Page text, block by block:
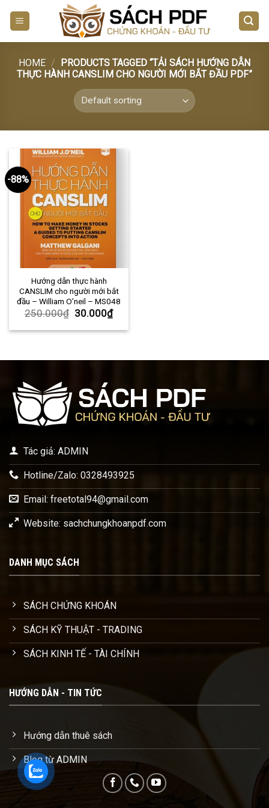
HOME /
PRODUCTS TAGGED “TẢI SÁCH HƯỚNG DẪN
THỰC HÀNH CANSLIM CHO NGƯỜI MỚI BẮT ĐẦU PDF”
-88%
Hướng dẫn thực hành
CANSLIM cho người mới bắt
đầu – William O’neil – MS048
250.000₫ 30.000₫
Tác giả: ADMIN
Hotline/Zalo: 0328493925
Email: freetotal94@gmail.com
Website: sachchungkhoanpdf.com
DANH MỤC SÁCH
SÁCH CHỨNG KHOÁN
SÁCH KỸ THUẬT - TRADING
SÁCH KINH TẾ - TÀI CHÍNH
HƯỚNG DẪN - TIN TỨC
Hướng dẫn thuê sách
Blog từ ADMIN